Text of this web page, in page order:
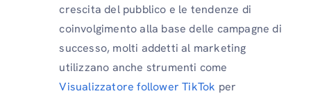
crescita del pubblico e le tendenze di
coinvolgimento alla base delle campagne di
successo, molti addetti al marketing
utilizzano anche strumenti come
Visualizzatore follower TikTok per